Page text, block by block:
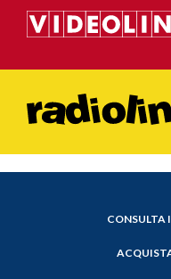
CONSULTA